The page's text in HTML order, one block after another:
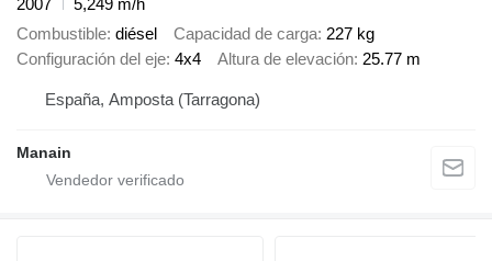
2007
5,249 m/h
Combustible diésel Capacidad de carga 227 kg
Configuración del eje 4x4 Altura de elevación 25.77 m
España, Amposta (Tarragona)
Manain